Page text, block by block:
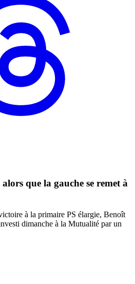
que la gauche se remet à
à la primaire PS élargie, Benoît
dimanche à la Mutualité par un